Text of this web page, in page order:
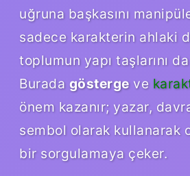
uğruna başkasını
sadece karakterin ahlaki
toplumun yapı taşlarını
Burada göstergeve
önem kazanır; yazar,
sembol olarak kullanarak
bir sorgulamaya çeker.